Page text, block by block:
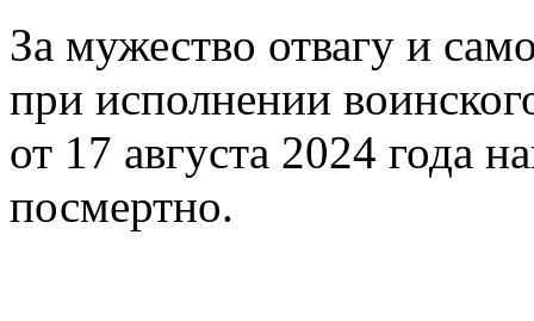
За мужество отвагу и
при исполнении
от 17 августа 2024 года
посмертно.